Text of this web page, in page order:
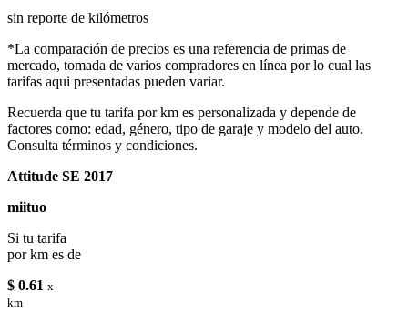
sin reporte de kilómetros
*La comparación de precios es una referencia de primas de
mercado, tomada de varios compradores en línea por lo cual las
tarifas aqui presentadas pueden variar.
Recuerda que tu tarifa por km es personalizada y depende de
factores como: edad, género, tipo de garaje y modelo del auto.
Consulta términos y condiciones.
Attitude SE 2017
miituo
Si tu tarifa
por km es de
$ 0.61 x
km